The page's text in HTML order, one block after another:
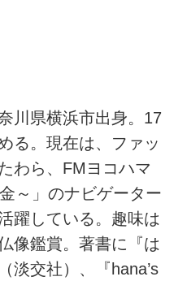
川県横浜市出身。17
る。現在は、ファッ
わら、FMヨコハマ
～」のナビゲーター
躍している。趣味は
像鑑賞。著書に『は
淡交社）、『hana’s